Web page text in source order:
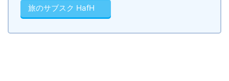
旅のサブスク HafH